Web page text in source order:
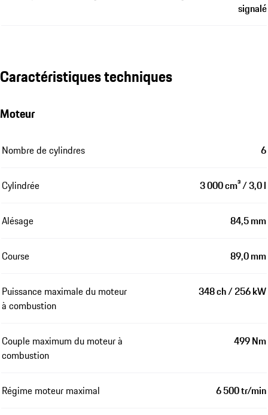
signalé
Caractéristiques techniques
Moteur
Nombre de cylindres 6
Cylindrée 3 000 cm³ / 3,0 l
Alésage 84,5 mm
Course 89,0 mm
Puissance maximale du moteur
à combustion
348 ch / 256 kW
Couple maximum du moteur à
combustion
499 Nm
Régime moteur maximal 6 500 tr/min